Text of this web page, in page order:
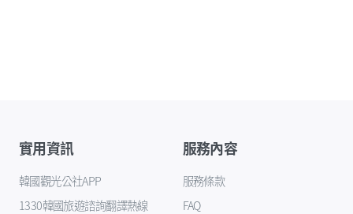
實用資訊
韓國觀光公社APP
1330韓國旅遊諮詢翻譯熱線
服務內容
服務條款
FAQ